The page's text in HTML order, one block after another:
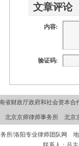
文章评论
内容:
验证码:
省财政厅政府和社会资本合
北京京师律师事务所 北京
所/洛阳专业律师团队网